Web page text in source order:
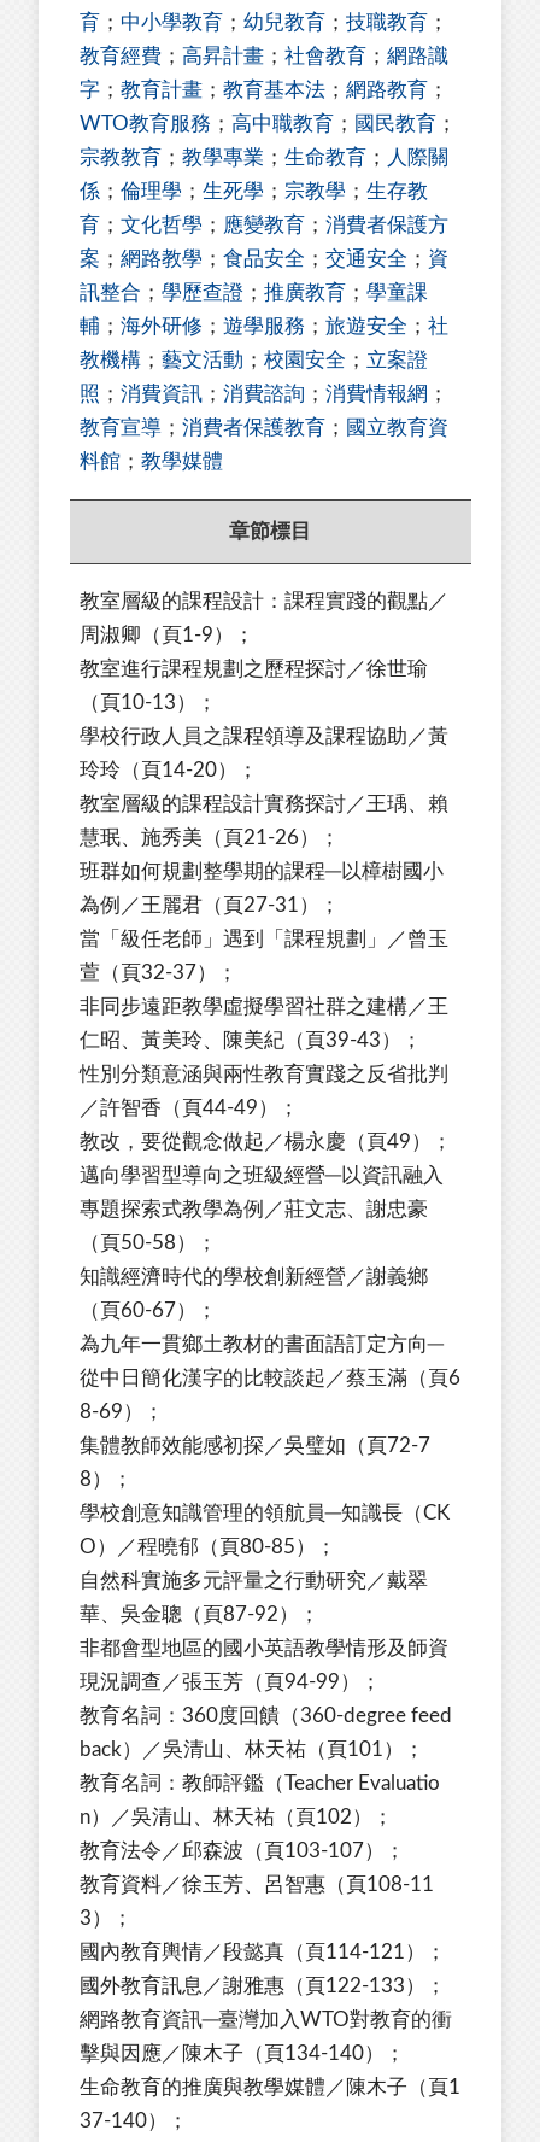
育 ； 中小學教育 ； 幼兒教育 ； 技職教育 ；
教育經費 ； 高昇計畫 ； 社會教育 ； 網路識
字 ； 教育計畫 ； 教育基本法 ； 網路教育 ；
WTO教育服務 ； 高中職教育 ； 國民教育 ；
宗教教育 ； 教學專業 ； 生命教育 ；
人際關
係 ； 倫理學 ； 生死學 ； 宗教學 ； 生存教
育 ； 文化哲學 ； 應變教育 ； 消費者保護方
案 ； 網路教學 ； 食品安全 ； 交通安全 ； 資
訊整合 ； 學歷查證 ； 推廣教育 ； 學童課
輔 ； 海外研修 ； 遊學服務 ； 旅遊安全 ； 社
教機構 ； 藝文活動 ； 校園安全 ； 立案證
照 ； 消費資訊 ； 消費諮詢 ； 消費情報網 ；
教育宣導 ； 消費者保護教育 ； 國立教育資
料館 ； 教學媒體
章節標目
教室層級的課程設計：課程實踐的觀點／
周淑卿（頁1-9）；
教室進行課程規劃之歷程探討／徐世瑜
（頁10-13）；
學校行政人員之課程領導及課程協助／黃
玲玲（頁14-20）；
教室層級的課程設計實務探討／王瑀、賴
慧珉、施秀美（頁21-26）；
班群如何規劃整學期的課程─以樟樹國小
為例／王麗君（頁27-31）；
當「級任老師」遇到「課程規劃」／曾玉
萱（頁32-37）；
非同步遠距教學虛擬學習社群之建構／王
仁昭、黃美玲、陳美紀（頁39-43）；
性別分類意涵與兩性教育實踐之反省批判
／許智香（頁44-49）；
教改，要從觀念做起／楊永慶（頁49）；
邁向學習型導向之班級經營─以資訊融入
專題探索式教學為例／莊文志、謝忠豪
（頁50-58）；
知識經濟時代的學校創新經營／謝義鄉
（頁60-67）；
為九年一貫鄉土教材的書面語訂定方向─
從中日簡化漢字的比較談起／蔡玉滿（頁6
8-69）；
集體教師效能感初探／吳璧如（頁72-7
8）；
學校創意知識管理的領航員─知識長（CK
O）／程曉郁（頁80-85）；
自然科實施多元評量之行動研究／戴翠
華、吳金聰（頁87-92）；
非都會型地區的國小英語教學情形及師資
現況調查／張玉芳（頁94-99）；
教育名詞：360度回饋（360-degree feed
back）／吳清山、林天祐（頁101）；
教育名詞：教師評鑑（Teacher Evaluatio
n）／吳清山、林天祐（頁102）；
教育法令／邱森波（頁103-107）；
教育資料／徐玉芳、呂智惠（頁108-11
3）；
國內教育輿情／段懿真（頁114-121）；
國外教育訊息／謝雅惠（頁122-133）；
網路教育資訊─臺灣加入WTO對教育的衝
擊與因應／陳木子（頁134-140）；
生命教育的推廣與教學媒體／陳木子（頁1
37-140）；